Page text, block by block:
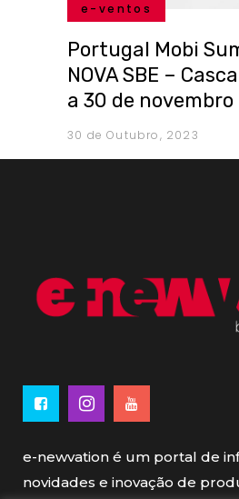
e-ventos
Portugal Mobi
NOVA SBE –
a 30 de novembro
30 de Outubro, 2023
e-newvation é um portal de
novidades e inovação de